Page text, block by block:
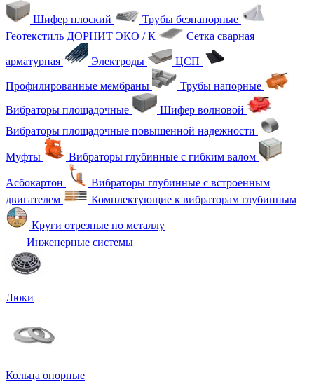
Шифер плоский
Трубы безнапорные
Геотекстиль ДОРНИТ ЭКО / К
Сетка сварная
арматурная Электроды ЦСП
Профилированные мембраны
Трубы напорные
Вибраторы площадочные
Шифер волновой
Вибраторы площадочные повышенной надежности
Муфты Вибраторы глубинные с гибким валом
Асбокартон
Вибраторы глубинные с встроенным
двигателем
Комплектующие к вибраторам глубинным
Круги отрезные по металлу
Инженерные системы
Люки
Кольца опорные